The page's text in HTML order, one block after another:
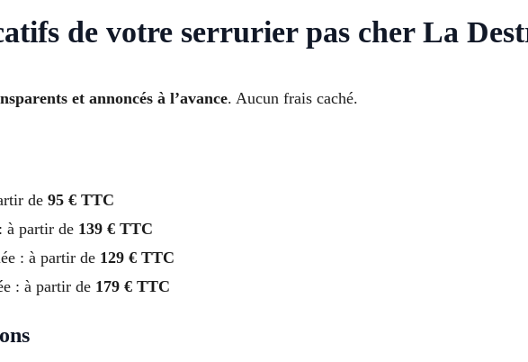
de votre serrurier pas cher La
et annoncés à l’avance. Aucun frais caché.
de 95 € TTC
à partir de 139 € TTC
: à partir de 129 € TTC
: à partir de 179 € TTC